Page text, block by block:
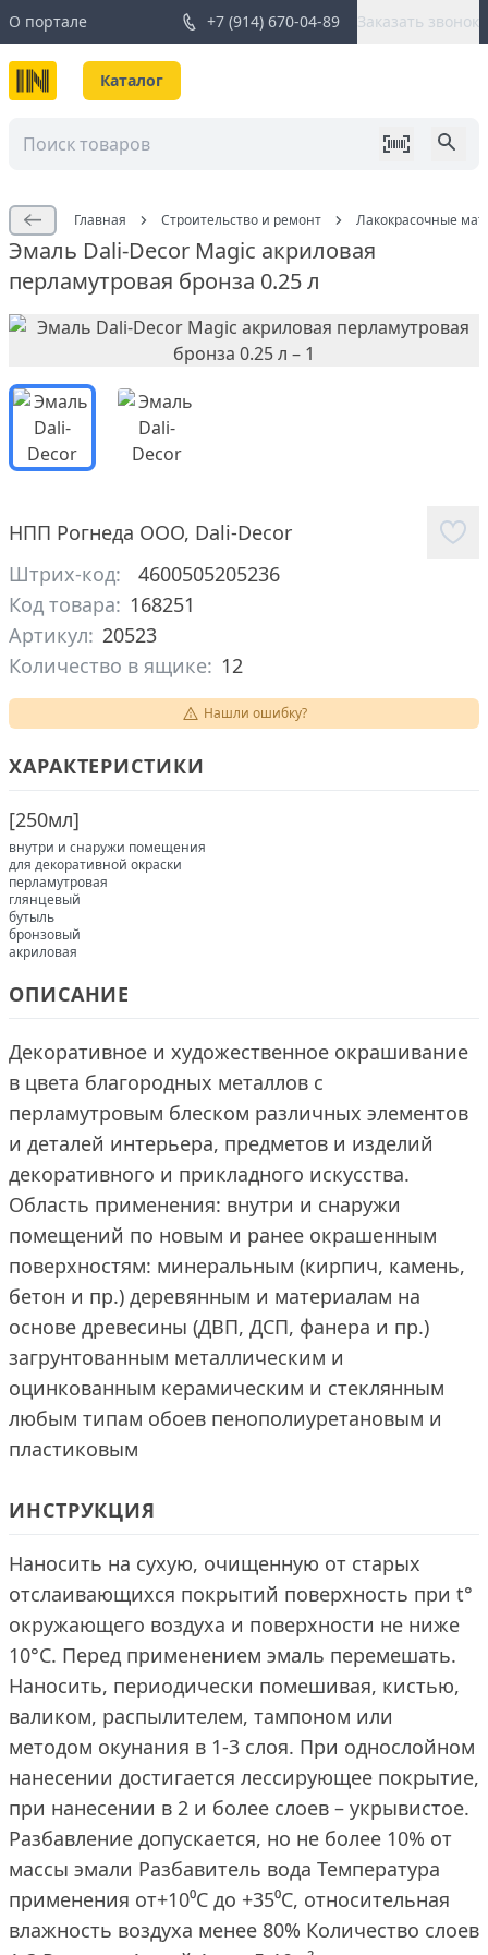
О портале +7 (914) 670-04-89 Заказать звонок
Каталог
Главная Строительство и ремонт Лакокрасочные
Эмаль Dali-Decor Magic акриловая
перламутровая бронза 0.25 л
НПП Рогнеда ООО, Dali-Decor
Штрих-код:
4600505205236
Код товара: 168251
Артикул: 20523
Количество в ящике: 12
Нашли ошибку?
ХАРАКТЕРИСТИКИ
[250мл]
внутри и снаружи помещения
для декоративной окраски
перламутровая
глянцевый
бутыль
бронзовый
акриловая
ОПИСАНИЕ
Декоративное и художественное окрашивание
в цвета благородных металлов с
перламутровым блеском различных элементов
и деталей интерьера, предметов и изделий
декоративного и прикладного искусства.
Область применения: внутри и снаружи
помещений по новым и ранее окрашенным
поверхностям: минеральным (кирпич, камень,
бетон и пр.) деревянным и материалам на
основе древесины (ДВП, ДСП, фанера и пр.)
загрунтованным металлическим и
оцинкованным керамическим и стеклянным
любым типам обоев пенополиуретановым и
пластиковым
ИНСТРУКЦИЯ
Наносить на сухую, очищенную от старых
отслаивающихся покрытий поверхность при t°
окружающего воздуха и поверхности не ниже
10°С. Перед применением эмаль перемешать.
Наносить, периодически помешивая, кистью,
валиком, распылителем, тампоном или
методом окунания в 1-3 слоя. При однослойном
нанесении достигается лессирующее покрытие,
при нанесении в 2 и более слоев – укрывистое.
Разбавление допускается, но не более 10% от
массы эмали Разбавитель вода Температура
применения от+10⁰С до +35⁰C, относительная
влажность воздуха менее 80% Количество слоев